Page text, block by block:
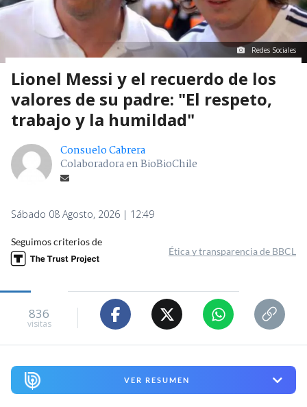
Redes Sociales
Lionel Messi y el recuerdo de los
valores de su padre: "El respeto,
trabajo y la humildad"
Consuelo Cabrera
Colaboradora en BioBioChile
Sábado 08 Agosto, 2026 | 12:49
Seguimos criterios de
Ética y transparencia de BBCL
836
visitas
VER RESUMEN